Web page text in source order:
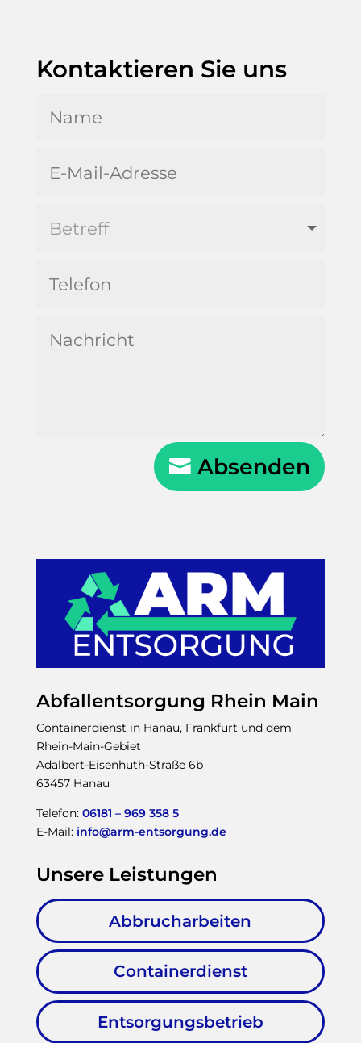
Kontaktieren Sie uns
Absenden
Abfallentsorgung Rhein Main
Containerdienst in Hanau, Frankfurt und dem
Rhein-Main-Gebiet
Adalbert-Eisenhuth-Straße 6b
63457 Hanau
Telefon: 06181 – 969 358 5
E-Mail: info@arm-entsorgung.de
Unsere Leistungen
Abbrucharbeiten
Containerdienst
Entsorgungsbetrieb